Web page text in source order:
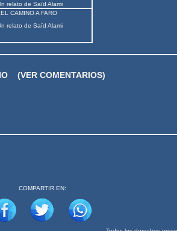
relato de Saïd Alami
EL CAMINO A FARO
relato de Saïd Alami
(VER COMENTARIOS)
COMPARTIR EN: